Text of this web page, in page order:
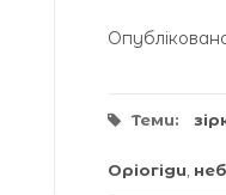
Теми:
Оріогіди